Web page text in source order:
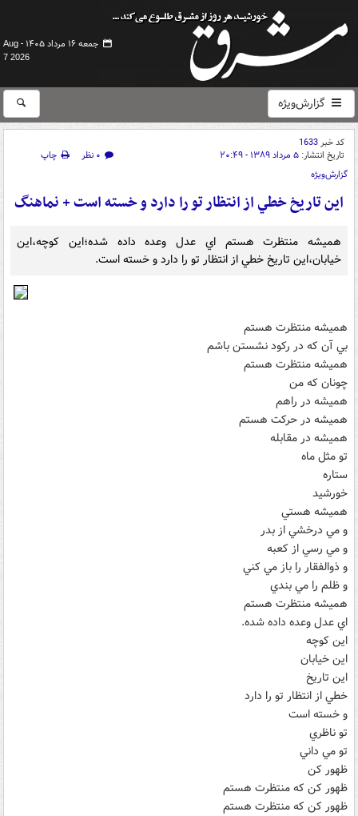
جمعه ۱۶ مرداد ۱۴۰۵ -
Aug
7 2026
گزارش‌ویژه
کد خبر1633
تاریخ انتشار: ۵ مرداد ۱۳۸۹ - ۲۰:۴۹ ۰ نظر
چاپ
گزارش‌ویژه
اين تاريخ خطي از انتظار تو را دارد و خسته است + نماهنگ
هميشه منتظرت هستم اي عدل وعده داده شده؛اين کوچه،اين
خيابان،اين تاريخ خطي از انتظار تو را دارد و خسته است.
هميشه منتظرت هستم
بي آن که در رکود نشستن باشم
هميشه منتظرت هستم
چونان که من
هميشه در راهم
هميشه در حرکت هستم
هميشه در مقابله
تو مثل ماه
ستاره
خورشيد
هميشه هستي
و مي درخشي از بدر
و مي رسي از کعبه
و ذوالفقار را باز مي کني
و ظلم را مي بندي
هميشه منتظرت هستم
اي عدل وعده داده شده.
اين کوچه
اين خيابان
اين تاريخ
خطي از انتظار تو را دارد
و خسته است
تو ناظري
تو مي داني
ظهور کن
ظهور کن که منتظرت هستم
ظهور کن که منتظرت هستم